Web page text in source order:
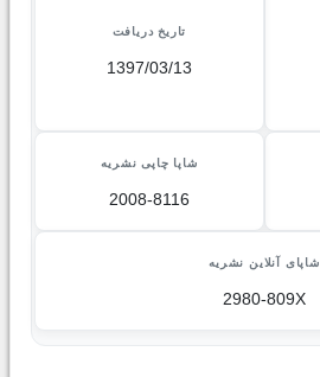
تاریخ دریافت
1397/03/13
شاپا چاپی نشریه
2008-8116
شاپای آنلاین نشریه
2980-809X